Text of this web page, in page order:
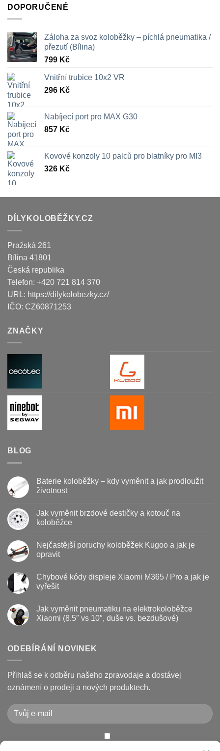
DOPORUČENÉ
Záloha za svoz koloběžky – píchlá pneumatika /
přezutí (Bílina)
799 Kč
Vnitřní trubice 10x2 VR
296 Kč
Nabíjecí port pro MAX G30
857 Kč
Kovové konzoly 10 palců pro blatníky pro MI3
326 Kč
DÍLYKOLOBĚŽKY.CZ
Pražská 261
Bílina 41801
Česká republika
Telefon: +420 721 814 370
URL: https://dilykolobezky.cz/
IČO: CZ60871253
ZNAČKY
BLOG
Baterie koloběžky – kdy vyměnit a jak prodloužit
životnost
textu
s
koloběžky
kdy
jak
prodloužit
životnost
Jak vyměnit brzdové destičky a kotouč na
koloběžce
u
textu
s
vyměnit
brzdové
destičky
na
koloběžce
Nejčastější poruchy koloběžek Kugoo a jak je
opravit
u
textu
s
poruchy
koloběžek
Kugoo
opravit
Chybové kódy displeje Xiaomi M365 / Pro a jak je
vyřešit
textu
s
displeje
Xiaomi
Pro
a
jak
je
Jak vyměnit pneumatiku na elektrokoloběžce
Xiaomi (8.5″ vs 10″, duše vs. bezdušové)
textu
s
vyměnit
pneumatiku
na
elektrokoloběžce
(8.5″
vs
10″,
duše
ODEBÍRÁNÍ NOVINEK
Přihlaš se k odběru našeho zpravodaje a dostávej
oznámení o prodeji a nových produktech.